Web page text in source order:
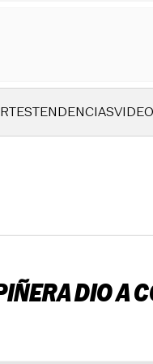
TENDENCIAS
DIO A